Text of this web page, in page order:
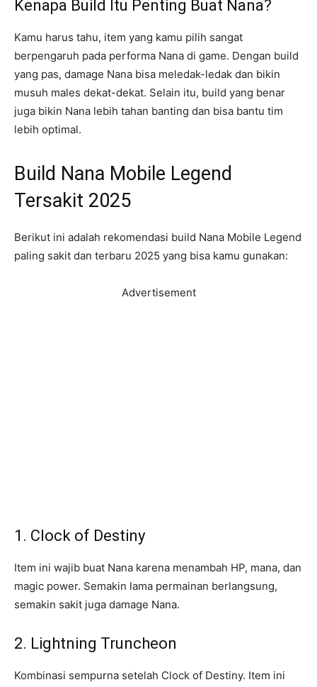
Kenapa Build Itu Penting Buat Nana?
Kamu harus tahu, item yang kamu pilih sangat
berpengaruh pada performa Nana di game. Dengan build
yang pas, damage Nana bisa meledak-ledak dan bikin
musuh males dekat-dekat. Selain itu, build yang benar
juga bikin Nana lebih tahan banting dan bisa bantu tim
lebih optimal.
Build Nana Mobile Legend
Tersakit 2025
Berikut ini adalah rekomendasi build Nana Mobile Legend
paling sakit dan terbaru 2025 yang bisa kamu gunakan:
Advertisement
1. Clock of Destiny
Item ini wajib buat Nana karena menambah HP, mana, dan
magic power. Semakin lama permainan berlangsung,
semakin sakit juga damage Nana.
2. Lightning Truncheon
Kombinasi sempurna setelah Clock of Destiny. Item ini